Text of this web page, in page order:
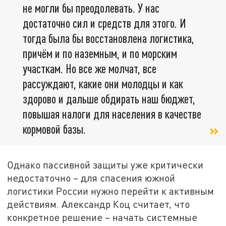
не могли бы преодолевать. У нас
достаточно сил и средств для этого. И
тогда была бы восстановлена логистика,
причём и по наземным, и по морским
участкам. Но все же молчат, все
рассуждают, какие они молодцы и как
здорово и дальше обдирать наш бюджет,
повышая налоги для населения в качестве
кормовой базы.
Однако пассивной защиты уже критически
недостаточно – для спасения южной
логистики России нужно перейти к активным
действиям. Александр Коц считает, что
конкретное решение – начать системные